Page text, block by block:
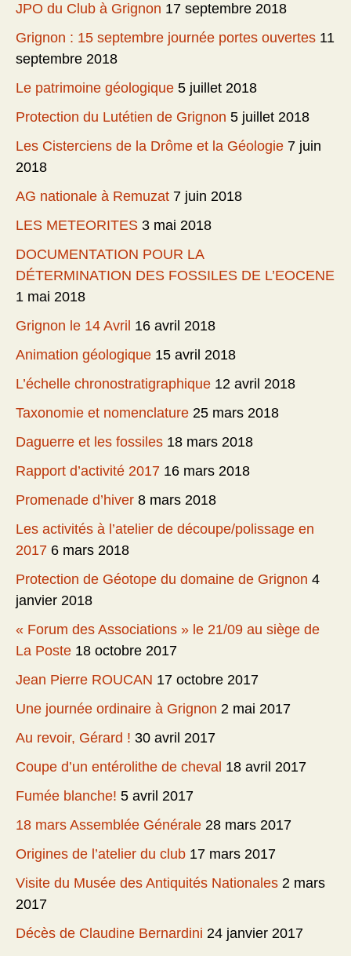
JPO du Club à Grignon 17 septembre 2018
Grignon : 15 septembre journée portes ouvertes 11
septembre 2018
Le patrimoine géologique 5 juillet 2018
Protection du Lutétien de Grignon 5 juillet 2018
Les Cisterciens de la Drôme et la Géologie 7 juin
2018
AG nationale à Remuzat 7 juin 2018
LES METEORITES 3 mai 2018
DOCUMENTATION POUR LA
DÉTERMINATION DES FOSSILES DE L’EOCENE
1 mai 2018
Grignon le 14 Avril 16 avril 2018
Animation géologique 15 avril 2018
L’échelle chronostratigraphique 12 avril 2018
Taxonomie et nomenclature 25 mars 2018
Daguerre et les fossiles 18 mars 2018
Rapport d’activité 2017 16 mars 2018
Promenade d’hiver 8 mars 2018
Les activités à l’atelier de découpe/polissage en
2017 6 mars 2018
Protection de Géotope du domaine de Grignon 4
janvier 2018
« Forum des Associations » le 21/09 au siège de
La Poste 18 octobre 2017
Jean Pierre ROUCAN 17 octobre 2017
Une journée ordinaire à Grignon 2 mai 2017
Au revoir, Gérard ! 30 avril 2017
Coupe d’un entérolithe de cheval 18 avril 2017
Fumée blanche! 5 avril 2017
18 mars Assemblée Générale 28 mars 2017
Origines de l’atelier du club 17 mars 2017
Visite du Musée des Antiquités Nationales 2 mars
2017
Décès de Claudine Bernardini 24 janvier 2017